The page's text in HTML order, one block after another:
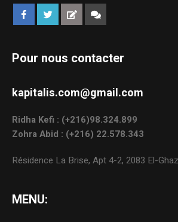
Pour nous contacter
kapitalis.com@gmail.com
Ridha Kefi : (+216)98.324.899
Zohra Abid : (+216) 22.578.343
Résidence La Brise, Apt 4-2, 2083 El-
MENU: